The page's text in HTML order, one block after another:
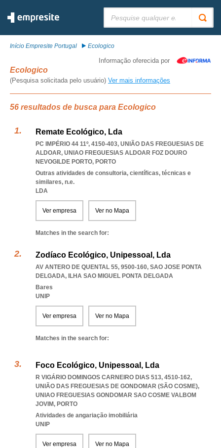
Início Empresite Portugal Ecologico
Informação oferecida por
Ecologico
(Pesquisa solicitada pelo usuário) Ver mais informações
56 resultados de busca para Ecologico
Remate Ecológico, Lda
PC IMPÉRIO 44 11º, 4150-403, UNIÃO DAS FREGUESIAS DE
ALDOAR, UNIAO FREGUESIAS ALDOAR FOZ DOURO
NEVOGILDE PORTO, PORTO
Outras atividades de consultoria, científicas, técnicas e
similares, n.e.
LDA
Ver empresa Ver no Mapa
Matches in the search for:
Zodíaco Ecológico, Unipessoal, Lda
AV ANTERO DE QUENTAL 55, 9500-160, SAO JOSE PONTA
DELGADA, ILHA SAO MIGUEL PONTA DELGADA
Bares
UNIP
Ver empresa Ver no Mapa
Matches in the search for:
Foco Ecológico, Unipessoal, Lda
R VIGÁRIO DOMINGOS CARNEIRO DIAS 513, 4510-162,
UNIÃO DAS FREGUESIAS DE GONDOMAR (SÃO COSME),
UNIAO FREGUESIAS GONDOMAR SAO COSME VALBOM
JOVIM, PORTO
Atividades de angariação imobiliária
UNIP
Ver empresa Ver no Mapa